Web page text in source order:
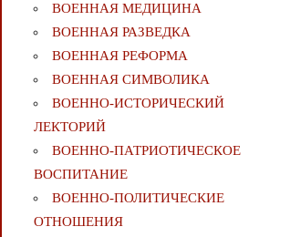
ВОЕННАЯ МЕДИЦИНА
ВОЕННАЯ РАЗВЕДКА
ВОЕННАЯ РЕФОРМА
ВОЕННАЯ СИМВОЛИКА
ВОЕННО-ИСТОРИЧЕСКИЙ
ЛЕКТОРИЙ
ВОЕННО-ПАТРИОТИЧЕСКОЕ
ВОСПИТАНИЕ
ВОЕННО-ПОЛИТИЧЕСКИE
ОТНОШЕНИЯ